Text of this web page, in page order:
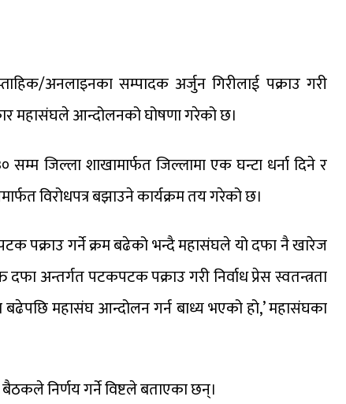
अनलाइनका सम्पादक अर्जुन गिरीलाई पक्राउ गरी
महासंघले आन्दोलनको घोषणा गरेको छ।
जिल्ला शाखामार्फत जिल्लामा एक घन्टा धर्ना दिने र
विरोधपत्र बझाउने कार्यक्रम तय गरेको छ।
पक्राउ गर्ने क्रम बढेको भन्दै महासंघले यो दफा नै खारेज
दफा अन्तर्गत पटकपटक पक्राउ गरी निर्वाध प्रेस स्वतन्त्रता
बढेपछि महासंघ आन्दोलन गर्न बाध्य भएको हो,’ महासंघका
निर्णय गर्ने विष्टले बताएका छन्।